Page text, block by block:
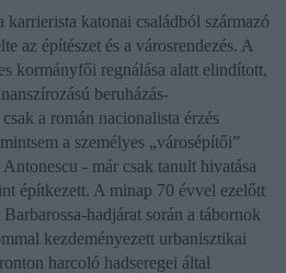
karrierista katonai családból származó
az építészet és a városrendezés. A
kormányfői regnálása alatt elindított,
beruházás-
a román nacionalista érzés
a személyes „városépítői”
Antonescu - már csak tanult hivatása
építkezett. A minap 70 évvel ezelőtt
hadjárat során a tábornok
kezdeményezett urbanisztikai
harcoló hadseregei által